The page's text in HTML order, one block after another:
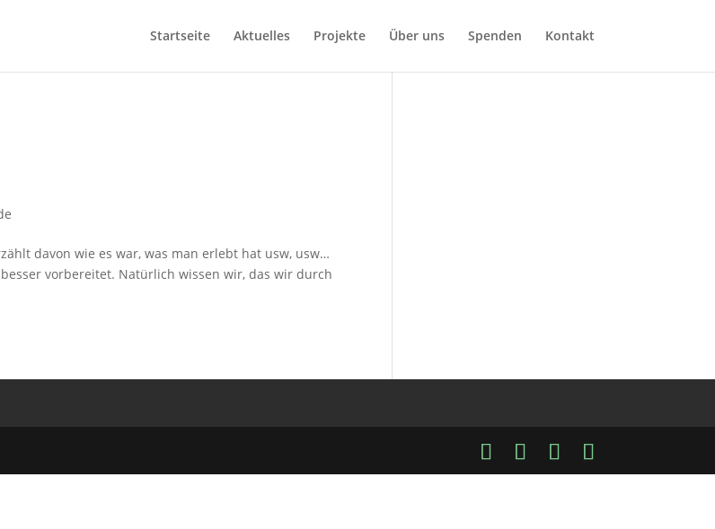
Startseite Aktuelles Projekte Über uns Spenden Kontakt
davon wie es war, was man erlebt hat usw, usw…
vorbereitet. Natürlich wissen wir, das wir durch